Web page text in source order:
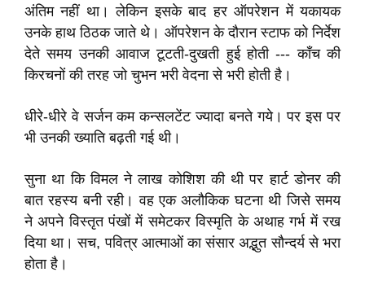
अंतिम नहीं था। लेकिन इसके बाद हर ऑपरेशन में यकायक
उनके हाथ ठिठक जाते थे। ऑपरेशन के दौरान स्टाफ को निर्देश
देते समय उनकी आवाज टूटती-दुखती हुई होती --- काँच की
किरचनों की तरह जो चुभन भरी वेदना से भरी होती है।
धीरे-धीरे वे सर्जन कम कन्सलटेंट ज्यादा बनते गये। पर इस पर
भी उनकी ख्याति बढ़ती गई थी।
सुना था कि विमल ने लाख कोशिश की थी पर हार्ट डोनर की
बात रहस्य बनी रही। वह एक अलौकिक घटना थी जिसे समय
ने अपने विस्तृत पंखों में समेटकर विस्मृति के अथाह गर्भ में रख
दिया था। सच, पवित्र आत्माओं का संसार अद्भुत सौन्दर्य से भरा
होता है।